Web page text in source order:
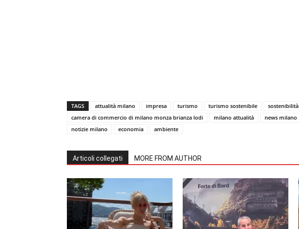
TAGS attualità milano impresa turismo turismo sostenibile
sostenibilità
camera di commercio di milano monza brianza lodi
milano attualità news milano
notizie milano
economia ambiente
Articoli collegati MORE FROM AUTHOR